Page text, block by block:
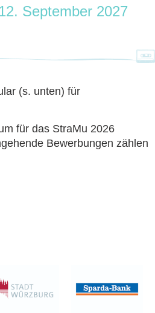
September 2027
(s. unten) für
für das StraMu 2026
Bewerbungen zählen